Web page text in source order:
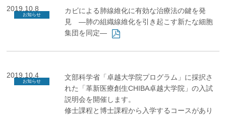
2019.10.8
お知らせ
カビによる肺線維化に有効な治療法の鍵を発
見 ―肺の組織線維化を引き起こす新たな細胞
集団を同定―
2019.10.4
お知らせ
文部科学省「卓越大学院プログラム」に採択さ
れた「革新医療創生CHIBA卓越大学院」の入試
説明会を開催します。
修士課程と博士課程から入学するコースがあり